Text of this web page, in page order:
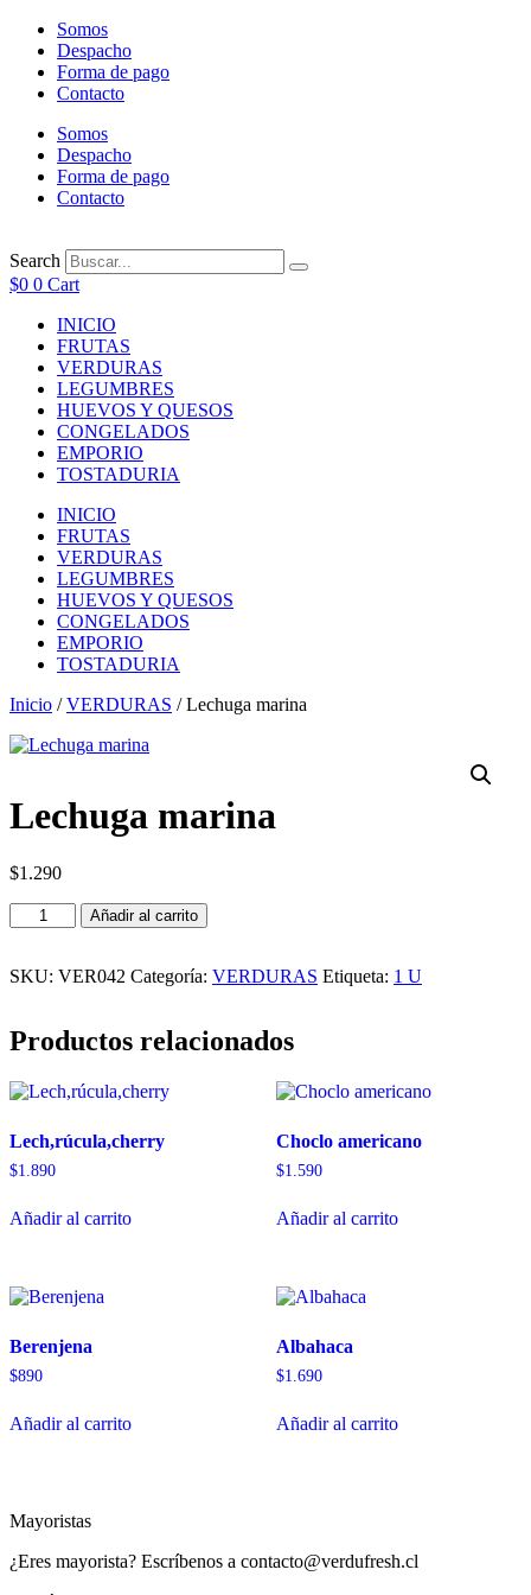
contenido
Somos
Despacho
Forma de pago
Contacto
Somos
Despacho
Forma de pago
Contacto
Search
$0 0 Cart
INICIO
FRUTAS
VERDURAS
LEGUMBRES
HUEVOS Y QUESOS
CONGELADOS
EMPORIO
TOSTADURIA
INICIO
FRUTAS
VERDURAS
LEGUMBRES
HUEVOS Y QUESOS
CONGELADOS
EMPORIO
TOSTADURIA
Inicio /VERDURAS / Lechuga marina
Lechuga marina
$1.290
Lechuga
marina
Añadir al carrito
SKU: VER042 Categoría: VERDURAS Etiqueta: 1 U
Productos relacionados
Lech,rúcula,cherry
$1.890
Añadir al carrito
Choclo americano
$1.590
Añadir al carrito
Berenjena
$890
Añadir al carrito
Albahaca
$1.690
Añadir al carrito
Mayoristas
¿Eres mayorista? Escríbenos a contacto@verdufresh.cl